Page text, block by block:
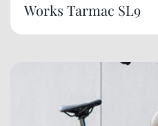
Works Tarmac SL9